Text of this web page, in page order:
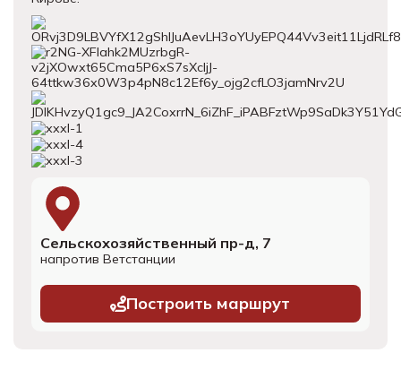
Сельскохозяйственный пр-д, 7
напротив Ветстанции
Построить маршрут